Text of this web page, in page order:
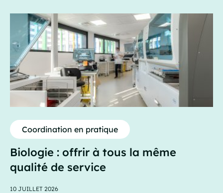
Coordination en pratique
Biologie : offrir à tous la même
qualité de service
10 JUILLET 2026